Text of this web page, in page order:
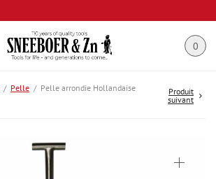
0
/ Pelle / Pelle arrondie Hollandaise
Produit
suivant